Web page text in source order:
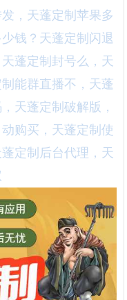
，天蓬定制苹果多
钱？天蓬定制闪退
蓬定制封号么，天
能群直播不，天蓬
天蓬定制破解版，
购买，天蓬定制使
定制后台代理，天